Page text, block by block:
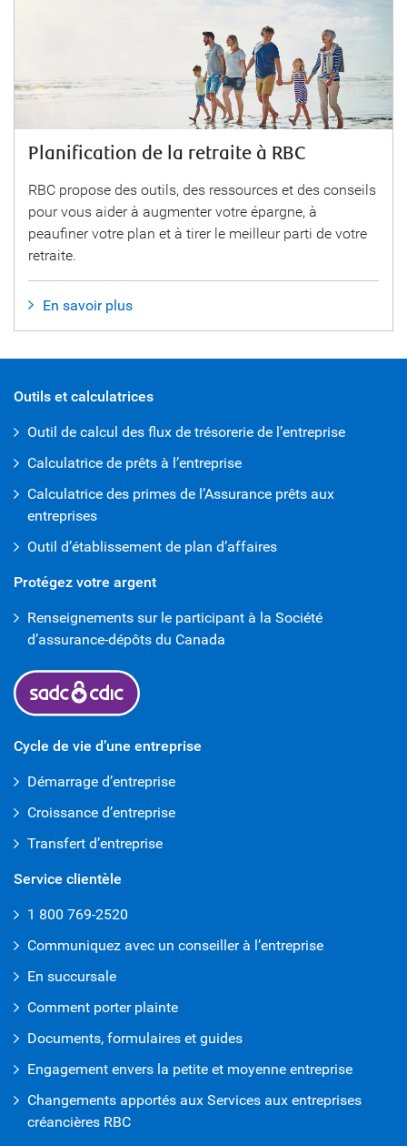
Planification de la retraite à RBC
RBC propose des outils, des ressources et des conseils
pour vous aider à augmenter votre épargne, à
peaufiner votre plan et à tirer le meilleur parti de votre
retraite.
En savoir plus
Outils et calculatrices
Outil de calcul des flux de trésorerie de l’entreprise
Calculatrice de prêts à l’entreprise
Calculatrice des primes de l’Assurance prêts aux
entreprises
Outil d’établissement de plan d’affaires
Protégez votre argent
Renseignements sur le participant à la Société
d’assurance-dépôts du Canada
Cycle de vie d’une entreprise
Démarrage d’entreprise
Croissance d’entreprise
Transfert d’entreprise
Service clientèle
1 800 769-2520
Communiquez avec un conseiller à l’entreprise
En succursale
Comment porter plainte
Documents, formulaires et guides
Engagement envers la petite et moyenne entreprise
Changements apportés aux Services aux entreprises
créancières RBC